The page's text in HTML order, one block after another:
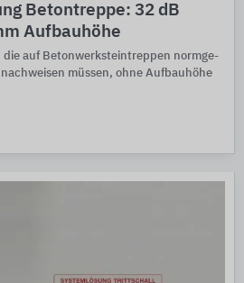
Betontreppe: 32 dB
Aufbauhöhe
die auf Beton­werk­stein­treppen norm­ge­
müssen, ohne Auf­bau­höhe